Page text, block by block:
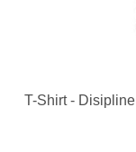
T-Shirt - Disipline